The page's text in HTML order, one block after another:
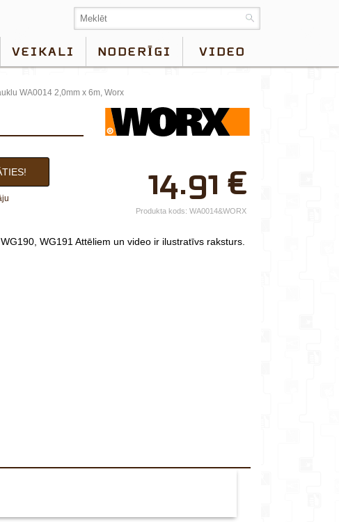
VEIKALI NODERĪGI VIDEO
WA0014 2,0mm x 6m, Worx
Jūsu vārds*
14.91 €
Produkta kods: WA0014&WORX
WG191 Attēliem un video ir ilustratīvs raksturs.